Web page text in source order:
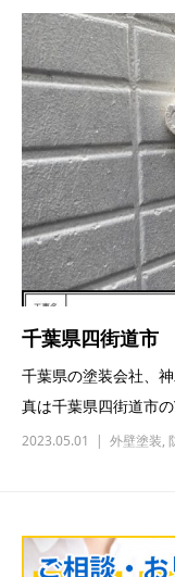
千葉県四街道
千葉県の塗装会社、
真は千葉県四街道市
2023.05.01 外壁塗装,